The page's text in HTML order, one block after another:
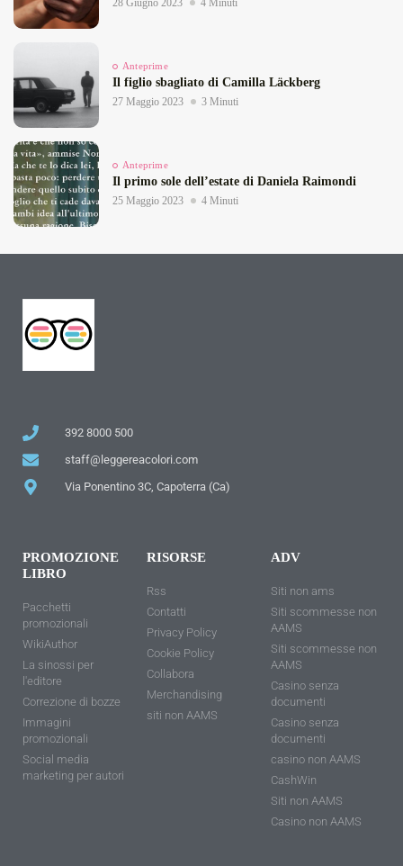
28 Giugno 2023 4 Minuti
Anteprime
Il figlio sbagliato di Camilla Läckberg
27 Maggio 2023 3 Minuti
Anteprime
Il primo sole dell’estate di Daniela Raimondi
25 Maggio 2023 4 Minuti
392 8000 500
staff@leggereacolori.com
Via Ponentino 3C, Capoterra (Ca)
PROMOZIONE
LIBRO
Pacchetti
promozionali
WikiAuthor
La sinossi per
l'editore
Correzione di bozze
Immagini
promozionali
Social media
marketing per autori
RISORSE
Rss
Contatti
Privacy Policy
Cookie Policy
Collabora
Merchandising
siti non AAMS
ADV
Siti non ams
Siti scommesse non
AAMS
Siti scommesse non
AAMS
Casino senza
documenti
Casino senza
documenti
casino non AAMS
CashWin
Siti non AAMS
Casino non AAMS